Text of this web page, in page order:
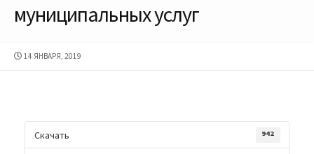
муниципальных услуг
ДАТА
14 ЯНВАРЯ, 2019
Скачать 942